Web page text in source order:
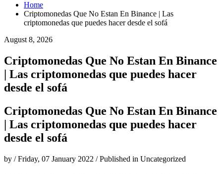
Home
Criptomonedas Que No Estan En Binance | Las
criptomonedas que puedes hacer desde el sofá
August 8, 2026
Criptomonedas Que No Estan En Binance
| Las criptomonedas que puedes hacer
desde el sofá
Criptomonedas Que No Estan En Binance
| Las criptomonedas que puedes hacer
desde el sofá
by /Friday, 07 January 2022 /Published in Uncategorized